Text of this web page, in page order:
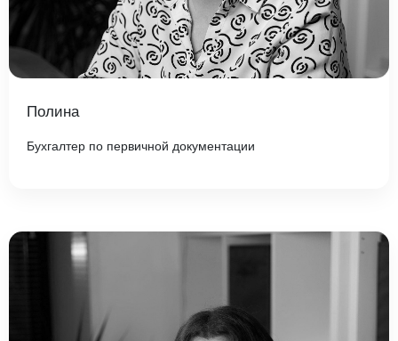
Полина
Бухгалтер по первичной документации